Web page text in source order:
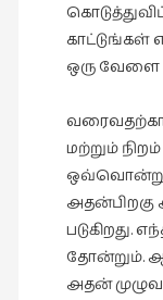
காட்டுங்கள்
ஒரு
மற்றும்
ஒவ்வொன்றும்
அதன்பிறகு
படுகிறது.
தோன்றும்.
அதன்